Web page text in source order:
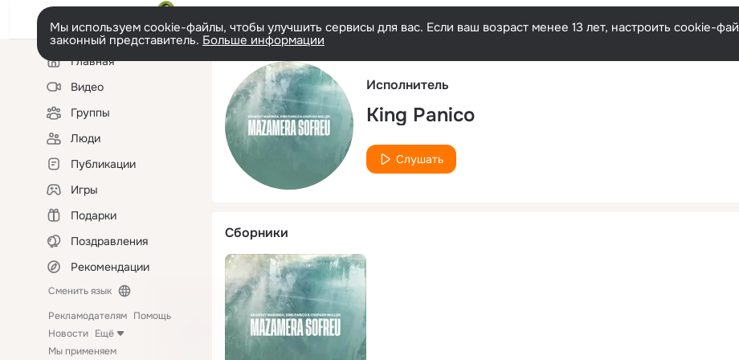
Русский
Мы используем cookie-файлы, чтобы улучшить сервисы для вас. Если ваш возраст менее 13 лет, настроить cookie-
законный представитель. Больше информации
Левая
колонкаГлавная
Видео
Группы
Люди
Публикации
Игры
Подарки
Поздравления
Рекомендации
Сменить язык
Рекламодателям Помощь
Новости Ещё
Мы применяем
Исполнитель
King Panico
Слушать
Сборники